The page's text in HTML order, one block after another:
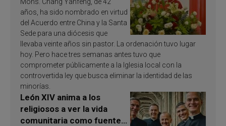
años, ha sido nombrado en virtud
del Acuerdo entre China y la Santa
Sede para una diócesis que
llevaba veinte años sin pastor. La ordenación tuvo lugar
hoy. Pero hace tres semanas antes tuvo que
comprometer públicamente a la Iglesia local con la
controvertida ley que busca eliminar la identidad de las
minorías.
León XIV anima a los
religiosos a ver la vida
comunitaria como fuente